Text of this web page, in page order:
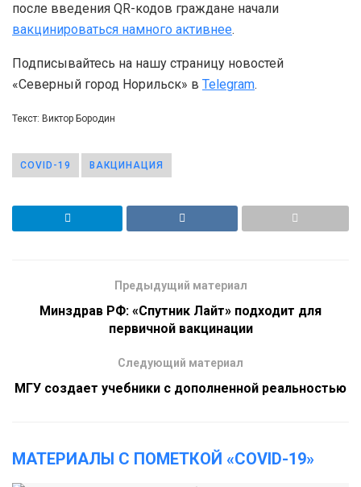
после введения QR-кодов граждане начали
вакцинироваться намного активнее.
Подписывайтесь на нашу страницу новостей
«Северный город Норильск» в Telegram.
Текст: Виктор Бородин
COVID-19 ВАКЦИНАЦИЯ
Предыдущий материал
Минздрав РФ: «Спутник Лайт» подходит для
первичной вакцинации
Следующий материал
МГУ создает учебники с дополненной реальностью
МАТЕРИАЛЫ С ПОМЕТКОЙ «COVID-19»